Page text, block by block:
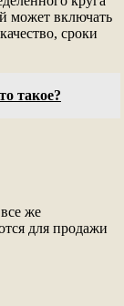
может включать
сроки
такое?
же
для продажи